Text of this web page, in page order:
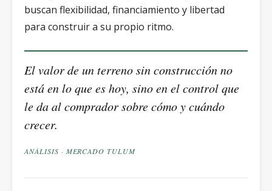
buscan flexibilidad, financiamiento y libertad
para construir a su propio ritmo.
El valor de un terreno sin construcción no
está en lo que es hoy, sino en el control que
le da al comprador sobre cómo y cuándo
crecer.
ANÁLISIS · MERCADO TULUM